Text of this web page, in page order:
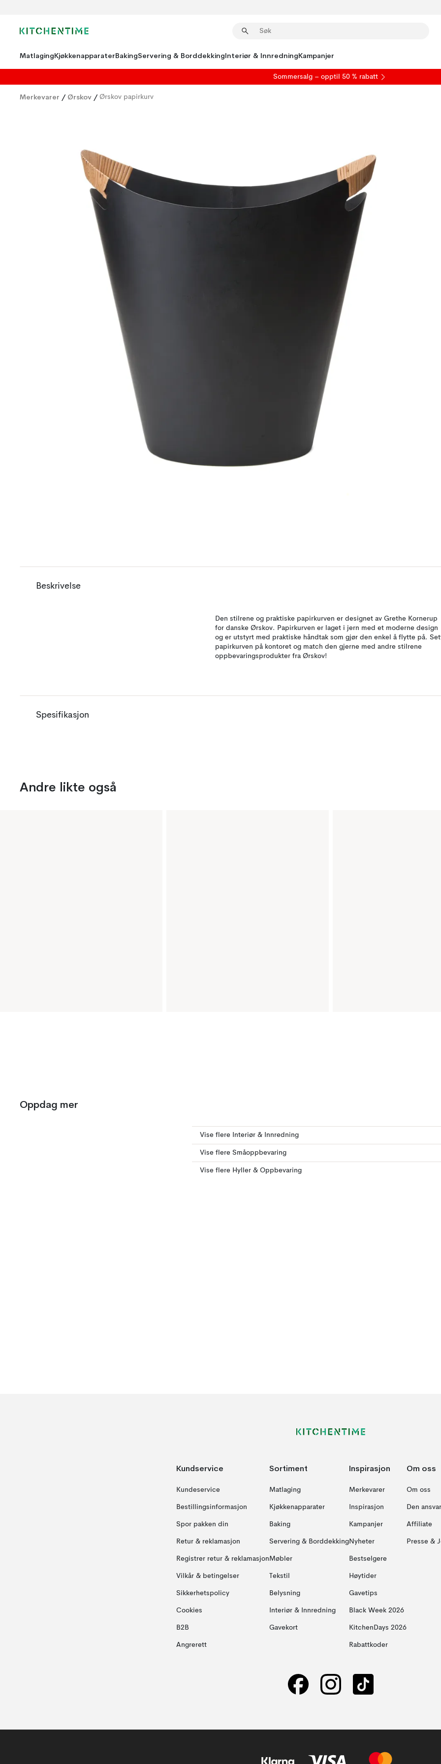
MatlagingKjøkkenapparaterBakingServering & BorddekkingInteriør & InnredningKampanjer
Sommersalg – opptil 50 % rabatt
Merkevarer / Ørskov / Ørskov papirkurv
Beskrivelse
Den stilrene og praktiske papirkurven er designet av Grethe Kornerup
for danske Ørskov. Papirkurven er laget i jern med et moderne design
og er utstyrt med praktiske håndtak som gjør den enkel å flytte på.
papirkurven på kontoret og match den gjerne med andre stilrene
oppbevaringsprodukter fra Ørskov!
Spesifikasjon
Andre likte også
Oppdag mer
Vise flere Interiør & Innredning
Vise flere Småoppbevaring
Vise flere Hyller & Oppbevaring
Kundservice
Kundeservice
Bestillingsinformasjon
Spor pakken din
Retur & reklamasjon
Registrer retur & reklamasjon
Vilkår & betingelser
Sikkerhetspolicy
Cookies
B2B
Angrerett
Sortiment
Matlaging
Kjøkkenapparater
Baking
Servering & Borddekking
Møbler
Tekstil
Belysning
Interiør & Innredning
Gavekort
Inspirasjon
Merkevarer
Inspirasjon
Kampanjer
Nyheter
Bestselgere
Høytider
Gavetips
Black Week 2026
KitchenDays 2026
Rabattkoder
Om oss
Om oss
Den
Affiliate
Presse &